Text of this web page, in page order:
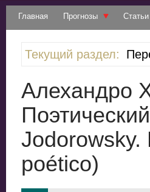
Главная Прогнозы Статьи
Текущий раздел:
Алехандро
Jodorowsky.
poético)